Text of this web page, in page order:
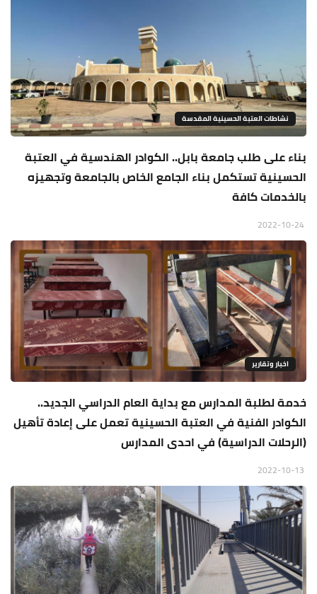
نشاطات العتبة الحسينية المقدسة
بناء على طلب جامعة بابل.. الكوادر الهندسية في العتبة
الحسينية تستكمل بناء الجامع الخاص بالجامعة وتجهيزه
بالخدمات كافة
اخبار وتقارير
خدمة لطلبة المدارس مع بداية العام الدراسي الجديد..
الكوادر الفنية في العتبة الحسينية تعمل على إعادة تأهيل
(الرحلات الدراسية) في احدى المدارس